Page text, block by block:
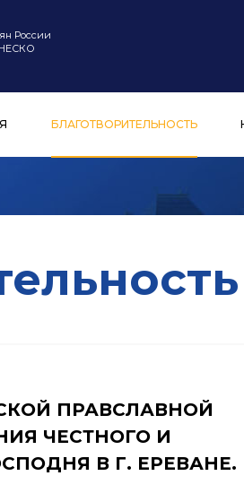
России
БЛАГОТВОРИТЕЛЬНОСТЬ
ПРАВСЛАВНОЙ
ЧЕСТНОГО И
В Г. ЕРЕВАНЕ.